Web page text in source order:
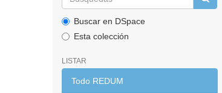
Buscar en DSpace
Esta colección
LISTAR
Todo REDUM